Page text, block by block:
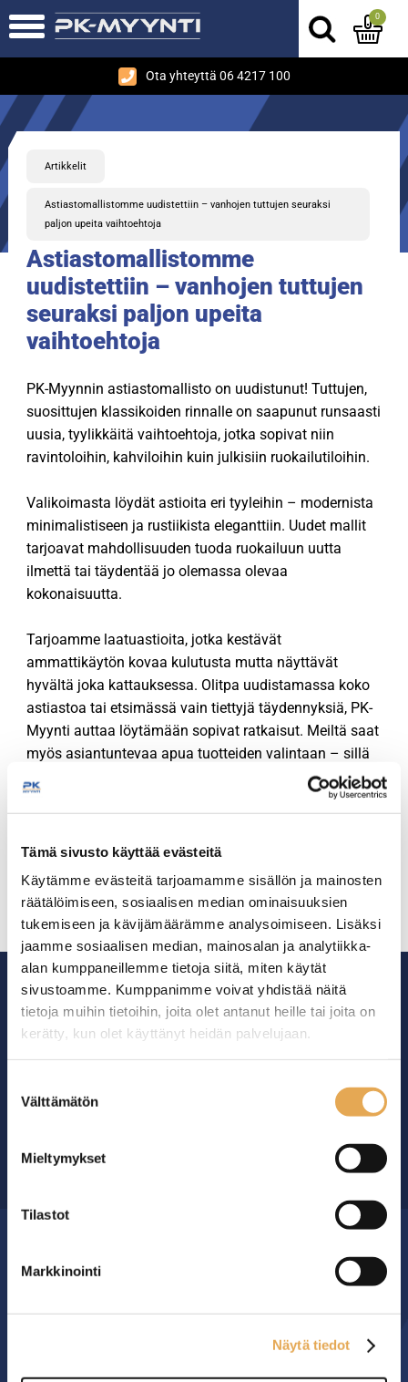
Tämä sivusto käyttää evästeitä
Käytämme evästeitä tarjoamamme sisällön ja mainosten
räätälöimiseen, sosiaalisen median ominaisuuksien
tukemiseen ja kävijämäärämme analysoimiseen. Lisäksi
jaamme sosiaalisen median, mainosalan ja analytiikka-
alan kumppaneillemme tietoja siitä, miten käytät
sivustoamme. Kumppanimme voivat yhdistää näitä
tietoja muihin tietoihin, joita olet antanut heille tai joita on
kerätty, kun olet käyttänyt heidän palvelujaan.
valinta
Välttämätön
Mieltymykset
Tilastot
Markkinointi
Näytä tiedot
Ota yhteyttä 06 4217 100
0
Artikkelit
Astiastomallistomme uudistettiin – vanhojen tuttujen seuraksi
paljon upeita vaihtoehtoja
Astiastomallistomme
uudistettiin – vanhojen tuttujen
seuraksi paljon upeita
vaihtoehtoja
PK-Myynnin astiastomallisto on uudistunut! Tuttujen,
suosittujen klassikoiden rinnalle on saapunut runsaasti
uusia, tyylikkäitä vaihtoehtoja, jotka sopivat niin
ravintoloihin, kahviloihin kuin julkisiin ruokailutiloihin.
Valikoimasta löydät astioita eri tyyleihin – modernista
minimalistiseen ja rustiikista eleganttiin. Uudet mallit
tarjoavat mahdollisuuden tuoda ruokailuun uutta
ilmettä tai täydentää jo olemassa olevaa
kokonaisuutta.
Tarjoamme laatuastioita, jotka kestävät
ammattikäytön kovaa kulutusta mutta näyttävät
hyvältä joka kattauksessa. Olitpa uudistamassa koko
astiastoa tai etsimässä vain tiettyjä täydennyksiä, PK-
Myynti auttaa löytämään sopivat ratkaisut. Meiltä saat
myös asiantuntevaa apua tuotteiden valintaan – sillä
näyttävään ja toimivaan astiavalikoimaan, joka on
29 vuoden kokemuksella ympäri Suomen
Seinäjoen PK-Myynti Oy